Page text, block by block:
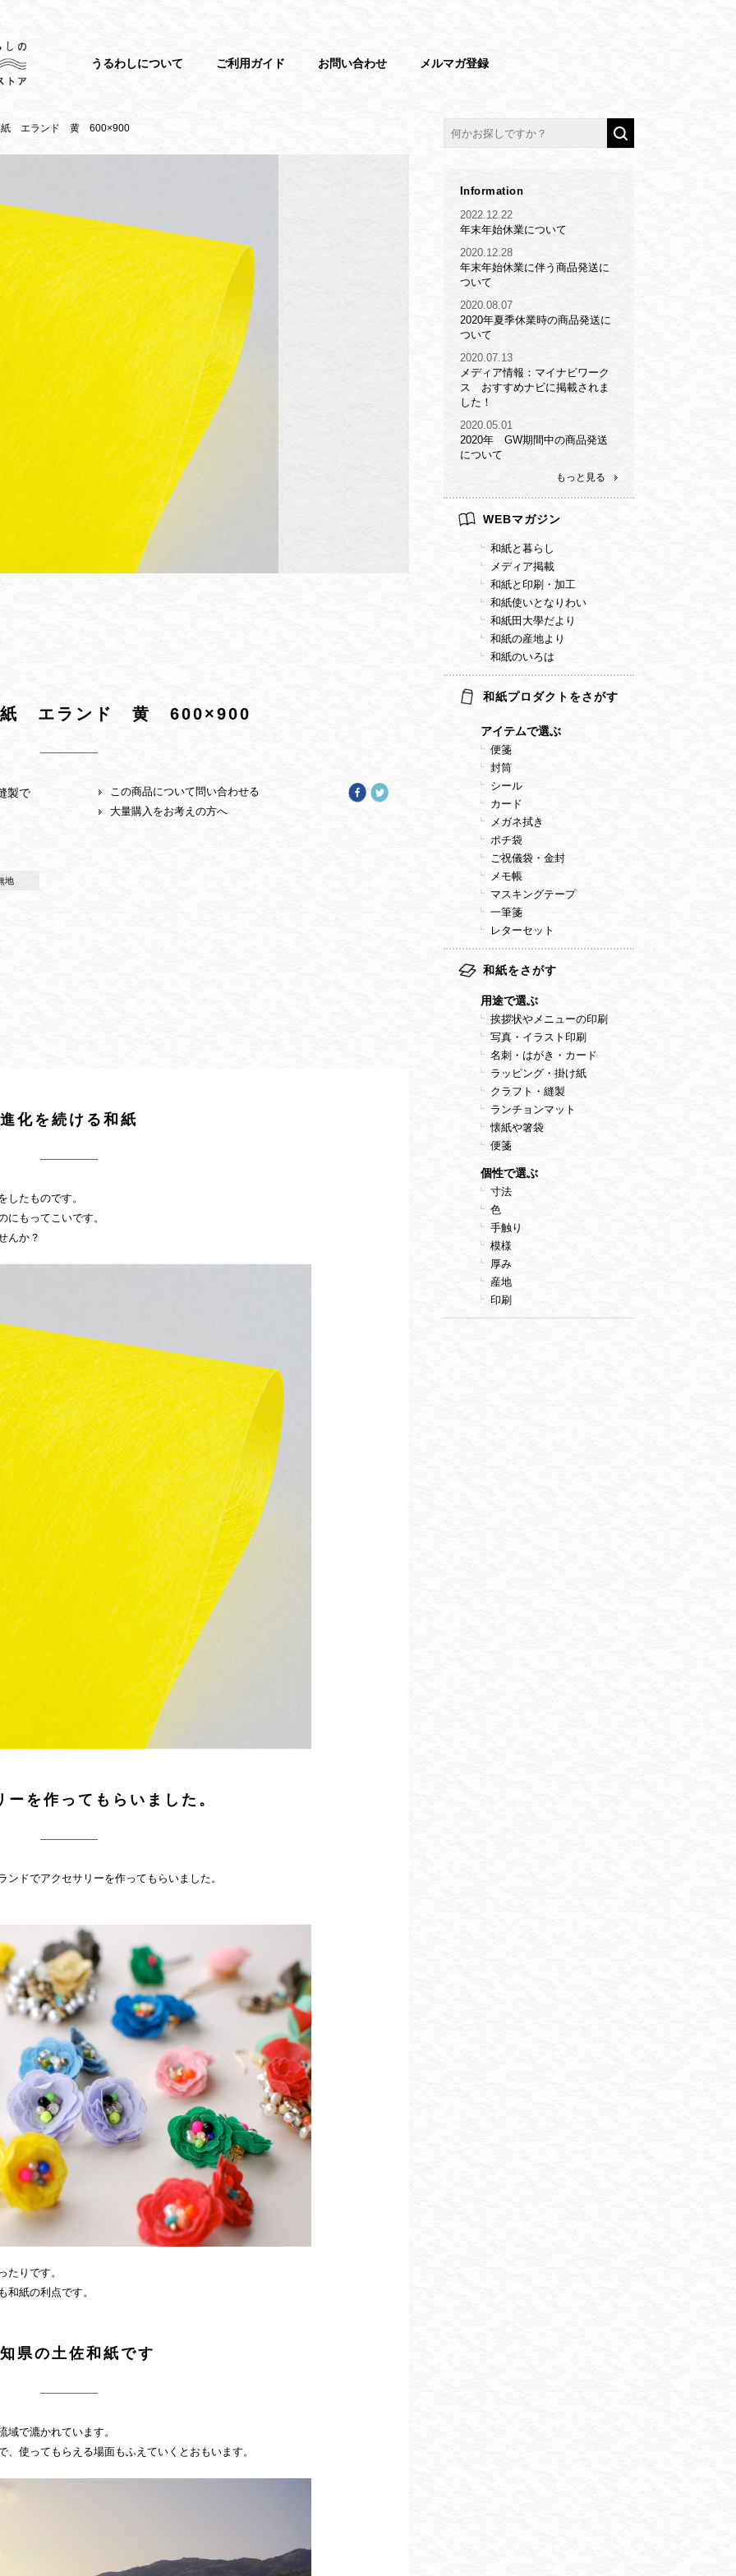
うるわしについて ご利用ガイド お問い合わせ メルマガ登録
紙 エランド 黄 600×900
紙 エランド 黄 600×900
製で
地
この商品について問い合わせる
大量購入をお考えの方へ
進化を続ける和紙
したものです。
にもってこいです。
んか？
ーを作ってもらいました。
ドでアクセサリーを作ってもらいました。
たりです。
和紙の利点です。
県の土佐和紙です
域で漉かれています。
使ってもらえる場面もふえていくとおもいます。
Information
2022.12.22
年末年始休業について
2020.12.28
年末年始休業に伴う商品発送に
ついて
2020.08.07
2020年夏季休業時の商品発送に
ついて
2020.07.13
メディア情報：マイナビワーク
ス おすすめナビに掲載されま
した！
2020.05.01
2020年 GW期間中の商品発送
について
もっと見る
WEBマガジン
和紙と暮らし
メディア掲載
和紙と印刷・加工
和紙使いとなりわい
和紙田大學だより
和紙の産地より
和紙のいろは
和紙プロダクトをさがす
アイテムで選ぶ
便箋
封筒
シール
カード
メガネ拭き
ポチ袋
ご祝儀袋・金封
メモ帳
マスキングテープ
一筆箋
レターセット
和紙をさがす
用途で選ぶ
挨拶状やメニューの印刷
写真・イラスト印刷
名刺・はがき・カード
ラッピング・掛け紙
クラフト・縫製
ランチョンマット
懐紙や箸袋
便箋
個性で選ぶ
寸法
色
手触り
模様
厚み
産地
印刷